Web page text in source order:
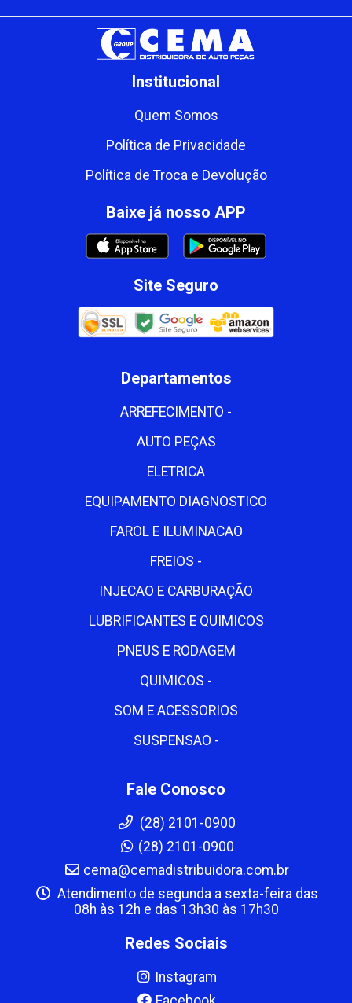
Institucional
Quem Somos
Política de Privacidade
Política de Troca e Devolução
Baixe já nosso APP
Site Seguro
Departamentos
ARREFECIMENTO -
AUTO PEÇAS
ELETRICA
EQUIPAMENTO DIAGNOSTICO
FAROL E ILUMINACAO
FREIOS -
INJECAO E CARBURAÇÃO
LUBRIFICANTES E QUIMICOS
PNEUS E RODAGEM
QUIMICOS -
SOM E ACESSORIOS
SUSPENSAO -
Fale Conosco
(28) 2101-0900
(28) 2101-0900
cema@cemadistribuidora.com.br
Atendimento de segunda a sexta-feira das
08h às 12h e das 13h30 às 17h30
Redes Sociais
Instagram